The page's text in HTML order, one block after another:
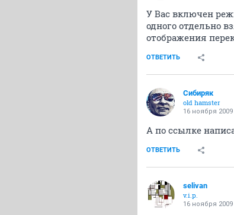
У Вас включен
одного отдельно
отображения
ОТВЕТИТЬ
Сибиряк
old hamster
16 ноября 2009
А по ссылке
ОТВЕТИТЬ
selivan
v.i.p.
16 ноября 2009